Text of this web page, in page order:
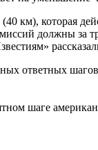
км), которая
должны за
ответных
шаге